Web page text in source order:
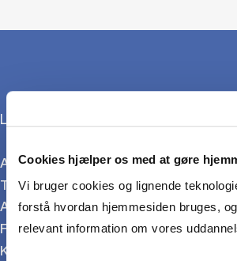
Cookies hjælper os med at gøre
Vi bruger cookies og lignende
forstå hvordan hjemmesiden bruges,
relevant information om vores
Læs mere om HD-uddannelserne:
Alle HD-uddannelser
Tilmeld dig HD
Adgangskrav
For virksomheder
Kurser